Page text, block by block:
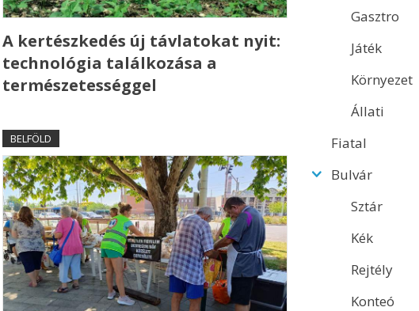
A kertészkedés új távlatokat nyit:
technológia találkozása a
természetességgel
BELFÖLD
Gasztro
Játék
Környezet
Állati
Fiatal
Bulvár
Sztár
Kék
Rejtély
Konteó